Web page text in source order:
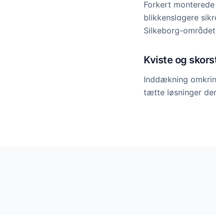
Forkert
blikkenslagere
Silkeborg-
Kviste og
Inddækning
tætte løsninger